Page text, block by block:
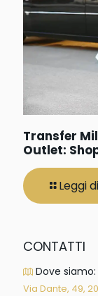
Transfer
Outlet:
Leggi
CONTATTI
Dove siamo:
Via Dante, 49,